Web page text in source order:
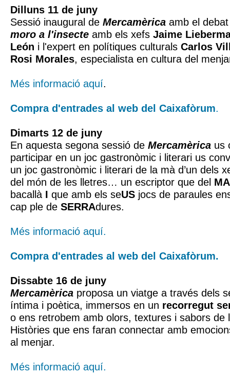
Dilluns 11 de juny
Sessió inaugural de Mercamèrica amb el
moro a l'insecte amb els xefs Jaime
León i l'expert en polítiques culturals Carlos
Rosi Morales, especialista en cultura del
Més informació aquí.
Compra d'entrades al web del Caixafòrum.
Dimarts 12 de juny
En aquesta segona sessió de Mercamèrica us
participar en un joc gastronòmic i literari us
un joc gastronòmic i literari de la mà d’un dels
del món de les lletres… un escriptor que del
bacallà I que amb els seUS jocs de paraules
cap ple de SERRAdures.
Més informació aquí.
Compra d'entrades al web del Caixafòrum.
Dissabte 16 de juny
Mercamèrica proposa un viatge a través dels
íntima i poètica, immersos en un recorregut
o ens retrobem amb olors, textures i sabors de
Històries que ens faran connectar amb
al menjar.
Més informació aquí.